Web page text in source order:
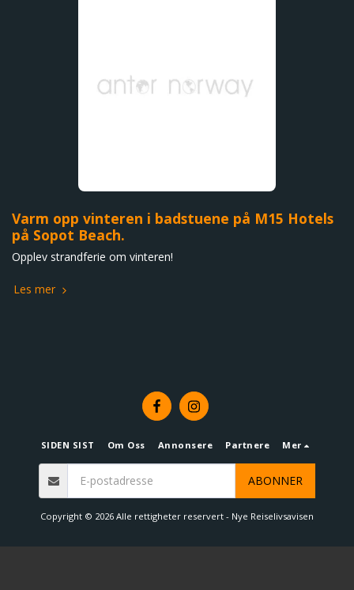
Varm opp vinteren i badstuene på M15 Hotels
på Sopot Beach.
Opplev strandferie om vinteren!
Les mer
SIDEN SIST Om Oss Annonsere Partnere Mer
ABONNER
Copyright © 2026 Alle rettigheter reservert - Nye Reiselivsavisen